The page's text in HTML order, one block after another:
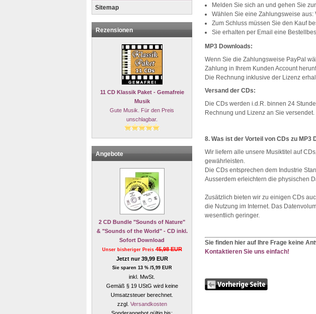
Sitemap
Rezensionen
11 CD Klassik Paket - Gemafreie
Musik
Gute Musik. Für den Preis
unschlagbar.
Angebote
2 CD Bundle "Sounds of Nature"
& "Sounds of the World" - CD inkl.
Sofort Download
Unser bisheriger Preis45,98 EUR
Jetzt nur 39,99 EUR
Sie sparen 13 % /5,99 EUR
inkl. MwSt.
Gemäß § 19 UStG wird keine
Umsatzsteuer berechnet.
zzgl. Versandkosten
Melden Sie sich an und gehen Sie
Wählen Sie eine Zahlungsweise aus:
Zum Schluss müssen Sie den Kauf
Sie erhalten per Email eine
MP3 Downloads:
Wenn Sie die Zahlungsweise PayPal
Zahlung in Ihrem Kunden Account
Die Rechnung inklusive der Lizenz
Versand der CDs:
Die CDs werden i.d.R. binnen 24
Rechnung und Lizenz an Sie versendet.
8. Was ist der Vorteil von CDs zu MP3
Wir liefern alle unsere Musiktitel auf
gewährleisten.
Die CDs entsprechen dem Industrie
Ausserdem erleichtern die physischen
Zusätzlich bieten wir zu einigen CDs
die Nutzung im Internet. Das
wesentlich geringer.
Sie finden hier auf Ihre Frage keine
Kontaktieren Sie uns einfach!